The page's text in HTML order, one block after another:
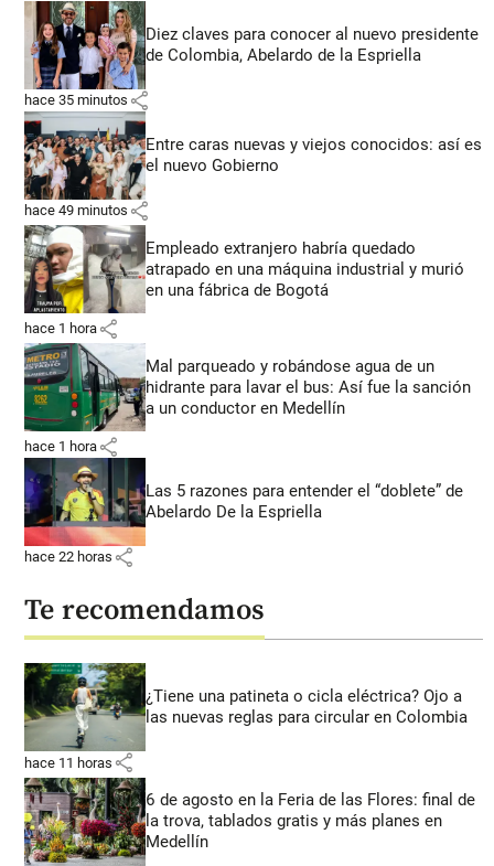
Diez claves para conocer al nuevo presidente
de Colombia, Abelardo de la Espriella
hace 35 minutos share
Entre caras nuevas y viejos conocidos: así es
el nuevo Gobierno
hace 49 minutos share
Empleado extranjero habría quedado
atrapado en una máquina industrial y murió
en una fábrica de Bogotá
hace 1 hora share
Mal parqueado y robándose agua de un
hidrante para lavar el bus: Así fue la sanción
a un conductor en Medellín
hace 1 hora share
Las 5 razones para entender el “doblete” de
Abelardo De la Espriella
hace 22 horas share
Te recomendamos
¿Tiene una patineta o cicla eléctrica? Ojo a
las nuevas reglas para circular en Colombia
hace 11 horas share
6 de agosto en la Feria de las Flores: final de
la trova, tablados gratis y más planes en
Medellín